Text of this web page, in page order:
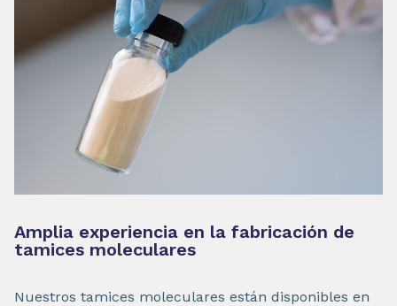
Amplia experiencia en la fabricación de
tamices moleculares
Nuestros tamices moleculares están disponibles en